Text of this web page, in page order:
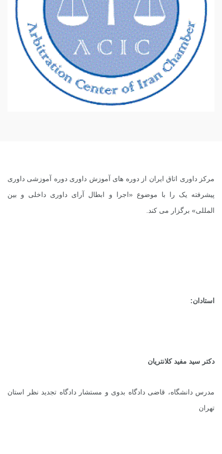
مرکز داوری اتاق ایران از دوره های آموزش داوری دوره آموزشی داوری
پیشرفته یک را با موضوع «اجرا و ابطال آرای داوری داخلی و بین
المللی» برگزار می کند.
استادان:
دکتر سید مفید کلانتریان
مدرس دانشگاه، قاضی دادگاه بدوی و مستشار دادگاه تجدید نظر استان
تهران